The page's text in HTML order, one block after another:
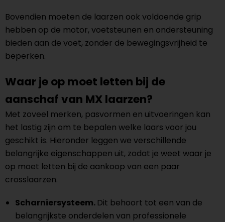
Bovendien moeten de laarzen ook voldoende grip
hebben op de motor, voetsteunen en ondersteuning
bieden aan de voet, zonder de bewegingsvrijheid te
beperken.
Waar je op moet letten bij de
aanschaf van MX laarzen?
Met zoveel merken, pasvormen en uitvoeringen kan
het lastig zijn om te bepalen welke laars voor jou
geschikt is. Hieronder leggen we verschillende
belangrijke eigenschappen uit, zodat je weet waar je
op moet letten bij de aankoop van een paar
crosslaarzen.
Scharniersysteem. Dit behoort tot een van de
belangrijkste onderdelen van professionele